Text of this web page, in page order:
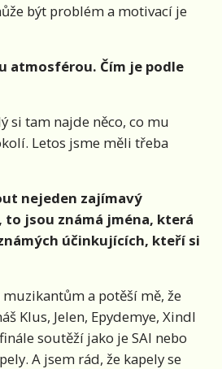
být problém a motivací je
atmosférou. Čím je podle
si tam najde něco, co mu
Letos jsme měli třeba
nejeden zajímavý
to jsou známá jména, která
účinkujících, kteří si
a potěší mě, že
Klus, Jelen, Epydemye, Xindl
soutěží jako je SAI nebo
A jsem rád, že kapely se